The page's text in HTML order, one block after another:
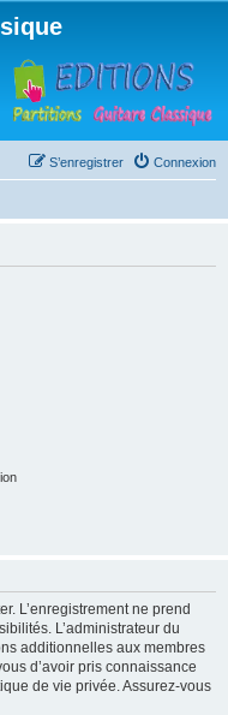
Connexion
S’enregistrer
L’enregistrement ne prend
L’administrateur du
additionnelles aux membres
d’avoir pris connaissance
de vie privée. Assurez-vous